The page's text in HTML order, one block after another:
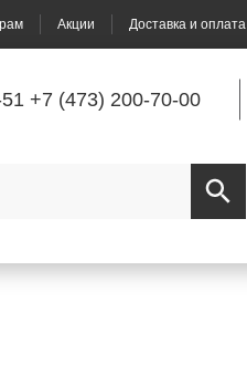
Акции Доставка и оплата
+7 (473) 200-70-00